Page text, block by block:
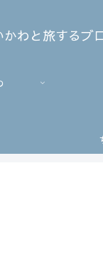
かわと旅するブ